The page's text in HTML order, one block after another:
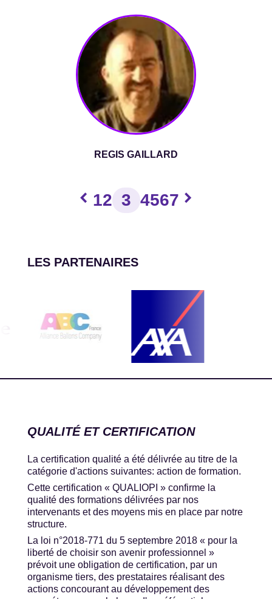
REGIS GAILLARD
chevron_left 12 3 4567 chevron_right
LES PARTENAIRES
QUALITÉ ET CERTIFICATION
La certification qualité a été délivrée au titre de la
catégorie d'actions suivantes: action de formation.
Cette certification « QUALIOPI » confirme la
qualité des formations délivrées par nos
intervenants et des moyens mis en place par notre
structure.
La loi n°2018-771 du 5 septembre 2018 « pour la
liberté de choisir son avenir professionnel »
prévoit une obligation de certification, par un
organisme tiers, des prestataires réalisant des
actions concourant au développement des